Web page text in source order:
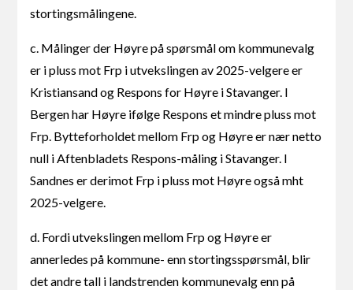
stortingsmålingene.
c. Målinger der Høyre på spørsmål om kommunevalg
er i pluss mot Frp i utvekslingen av 2025-velgere er
Kristiansand og Respons for Høyre i Stavanger. I
Bergen har Høyre ifølge Respons et mindre pluss mot
Frp. Bytteforholdet mellom Frp og Høyre er nær netto
null i Aftenbladets Respons-måling i Stavanger. I
Sandnes er derimot Frp i pluss mot Høyre også mht
2025-velgere.
d. Fordi utvekslingen mellom Frp og Høyre er
annerledes på kommune- enn stortingsspørsmål, blir
det andre tall i landstrenden kommunevalg enn på